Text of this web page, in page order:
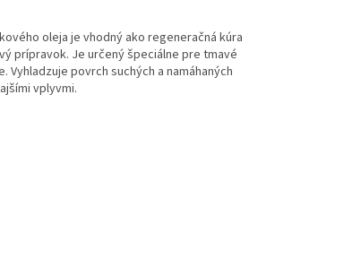
oleja je vhodný ako regeneračná kúra
prípravok. Je určený špeciálne pre tmavé
povrch suchých a namáhaných
vplyvmi.